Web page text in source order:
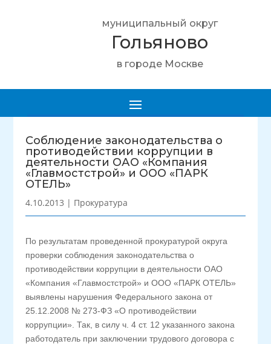
муниципальный округ
Гольяново
в городе Москве
Соблюдение законодательства о
противодействии коррупции в
деятельности ОАО «Компания
«Главмостстрой» и ООО «ПАРК
ОТЕЛЬ»
4.10.2013 | Прокуратура
По результатам проведенной прокуратурой округа
проверки соблюдения законодательства о
противодействии коррупции в деятельности ОАО
«Компания «Главмостстрой» и ООО «ПАРК ОТЕЛЬ»
выявлены нарушения Федерального закона от
25.12.2008 № 273-ФЗ «О противодействии
коррупции». Так, в силу ч. 4 ст. 12 указанного закона
работодатель при заключении трудового договора с